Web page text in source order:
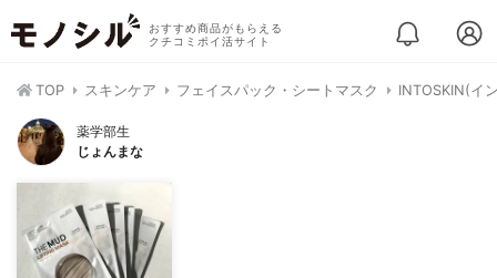
おすすめ商品がもらえる
クチコミポイ活サイト
TOP スキンケア フェイスパック・シートマスク INTOSKIN(イ
薬学部生
じょんまな